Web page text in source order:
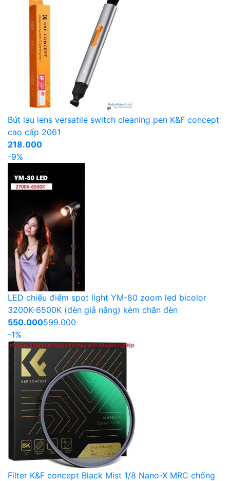
Bút lau lens versatile switch cleaning pen K&F concept
cao cấp 2061
218.000
-9%
LED chiếu điểm spot light YM-80 zoom led bicolor
3200K-6500K (đèn giả nắng) kèm chân đèn
550.000599.000
-1%
Filter K&F concept Black Mist 1/8 Nano-X MRC chống